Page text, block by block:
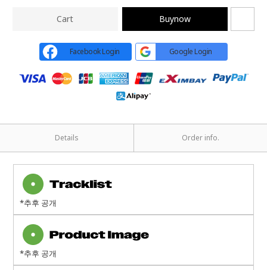
Cart Buynow
Facebook Login Google Login
Details Order info.
*추후 공개
*추후 공개